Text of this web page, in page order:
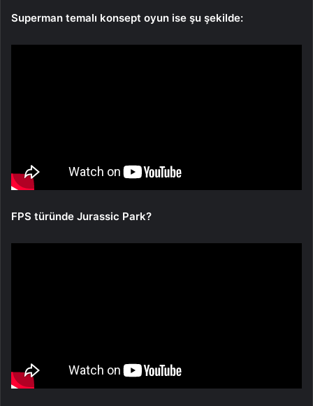
Superman temalı konsept oyun ise şu şekilde:
FPS türünde Jurassic Park?